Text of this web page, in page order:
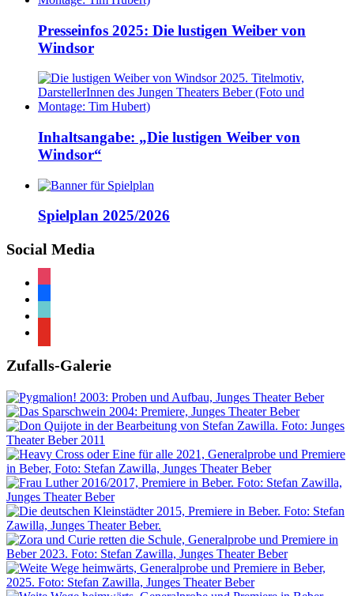
Presseinfos 2025: Die lustigen Weiber von
Windsor
Inhaltsangabe: „Die lustigen Weiber von
Windsor“
Spielplan 2025/2026
Social Media
Zufalls-Galerie